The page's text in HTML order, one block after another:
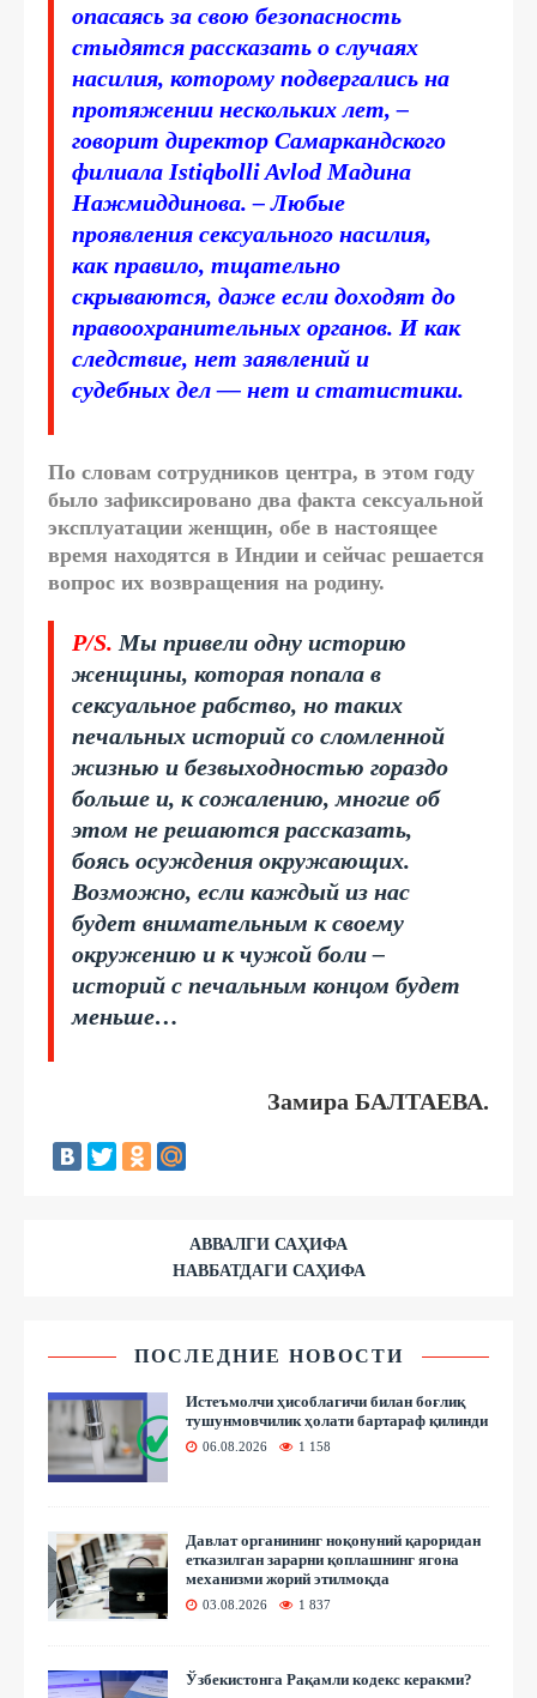
опасаясь за свою безопасность
стыдятся рассказать о случаях
насилия, которому подвергались на
протяжении нескольких лет, –
говорит директор Самаркандского
филиала Istiqbolli Avlod Мадина
Нажмиддинова. – Любые
проявления сексуального насилия,
как правило, тщательно
скрываются, даже если доходят до
правоохранительных органов. И как
следствие, нет заявлений и
судебных дел — нет и статистики.
По словам сотрудников центра, в этом году
было зафиксировано два факта сексуальной
эксплуатации женщин, обе в настоящее
время находятся в Индии и сейчас решается
вопрос их возвращения на родину.
P/S. Мы привели одну историю
женщины, которая попала в
сексуальное рабство, но таких
печальных историй со сломленной
жизнью и безвыходностью гораздо
больше и, к сожалению, многие об
этом не решаются рассказать,
боясь осуждения окружающих.
Возможно, если каждый из нас
будет внимательным к своему
окружению и к чужой боли –
историй с печальным концом будет
меньше…
Замира БАЛТАЕВА.
АВВАЛГИ САҲИФА
НАВБАТДАГИ САҲИФА
ПОСЛЕДНИЕ НОВОСТИ
Истеъмолчи ҳисоблагичи билан боғлиқ
тушунмовчилик ҳолати бартараф қилинди
06.08.2026 1 158
Давлат органининг ноқонуний қароридан
етказилган зарарни қоплашнинг ягона
механизми жорий этилмоқда
03.08.2026 1 837
Ўзбекистонга Рақамли кодекс керакми?